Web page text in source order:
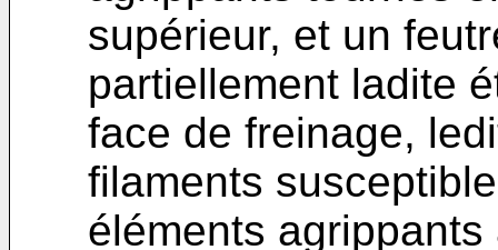
supérieur, et un
partiellement ladite
face de freinage,
filaments
éléments